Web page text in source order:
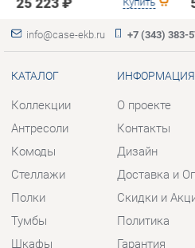
Комоды
Полки
Тумбы
Шкафы
Комплектующие
Дизайн
Скидки и Акции
Политика
Гарантия
Помощь
Шоурум и склад самовывоза
Адрес: г. Березовский, ул.